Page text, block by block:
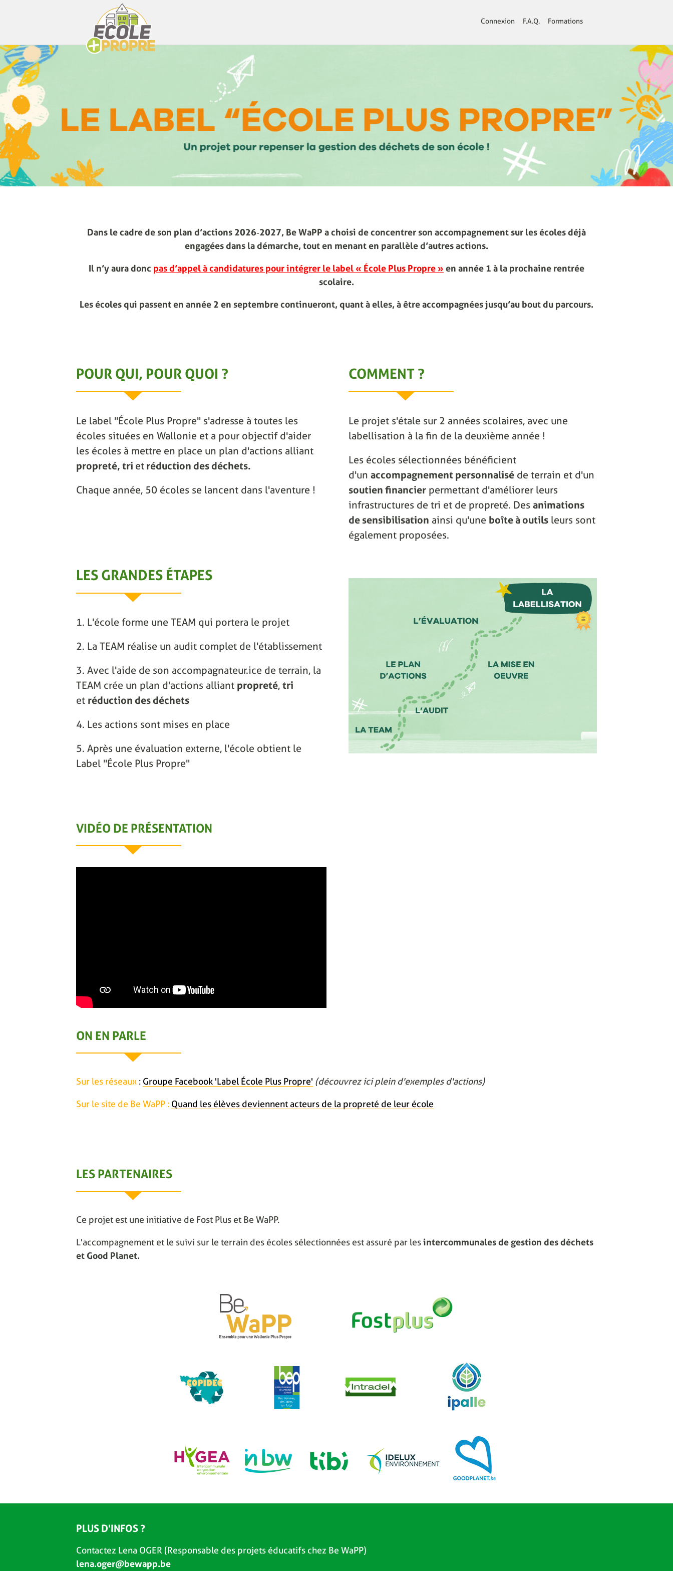
Connexion F.A.Q. Formations
Dans le cadre de son plan d’actions 2026‑2027, Be WaPP a choisi de concentrer son accompagnement sur les écoles déjà
engagées dans la démarche, tout en menant en parallèle d’autres actions.
Il n’y aura donc pas d’appel à candidatures pour intégrer le label « École Plus Propre » en année 1 à la prochaine rentrée
scolaire.
Les écoles qui passent en année 2 en septembre continueront, quant à elles, à être accompagnées jusqu’au bout du parcours.
POUR QUI, POUR QUOI ?
Le label "École Plus Propre" s'adresse à toutes les
écoles situées en Wallonie et a pour objectif d'aider
les écoles à mettre en place un plan d'actions alliant
propreté, tri et réduction des déchets.
Chaque année, 50 écoles se lancent dans l'aventure !
COMMENT ?
Le projet s'étale sur 2 années scolaires, avec une
labellisation à la fin de la deuxième année !
Les écoles sélectionnées bénéficient
d'un accompagnement personnalisé de terrain et d'un
soutien financier permettant d'améliorer leurs
infrastructures de tri et de propreté. Des animations
de sensibilisation ainsi qu'une boîte à outils leurs sont
également proposées.
LES GRANDES ÉTAPES
1. L'école forme une TEAM qui portera le projet
2. La TEAM réalise un audit complet de l'établissement
3. Avec l'aide de son accompagnateur.ice de terrain, la
TEAM crée un plan d'actions alliant propreté, tri
et réduction des déchets
4. Les actions sont mises en place
5. Après une évaluation externe, l'école obtient le
Label "École Plus Propre"
VIDÉO DE PRÉSENTATION
ON EN PARLE
Sur les réseaux : Groupe Facebook 'Label École Plus Propre' (découvrez ici plein d'exemples d'actions)
Sur le site de Be WaPP : Quand les élèves deviennent acteurs de la propreté de leur école
LES PARTENAIRES
Ce projet est une initiative de Fost Plus et Be WaPP.
L'accompagnement et le suivi sur le terrain des écoles sélectionnées est assuré par lesintercommunales de gestion des déchets
et Good Planet.
PLUS D'INFOS ?
Contactez Lena OGER (Responsable des projets éducatifs chez Be WaPP)
lena.oger@bewapp.be